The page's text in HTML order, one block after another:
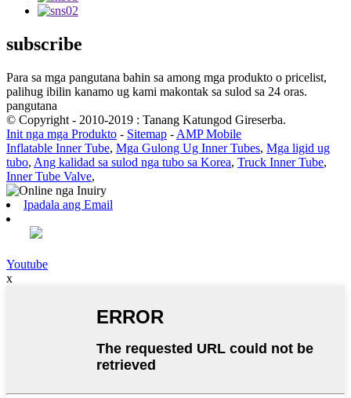
subscribe
Para sa mga pangutana bahin sa among mga produkto o pricelist,
palihug ibilin kanamo ug kami makontak sa sulod sa 24 oras.
pangutana
© Copyright - 2010-2019 : Tanang Katungod Gireserba.
Init nga mga Produkto - Sitemap - AMP Mobile
Inflatable Inner Tube, Mga Gulong Ug Inner Tubes, Mga ligid ug
tubo, Ang kalidad sa sulod nga tubo sa Korea, Truck Inner Tube,
Inner Tube Valve,
Ipadala ang Email
Youtube
x